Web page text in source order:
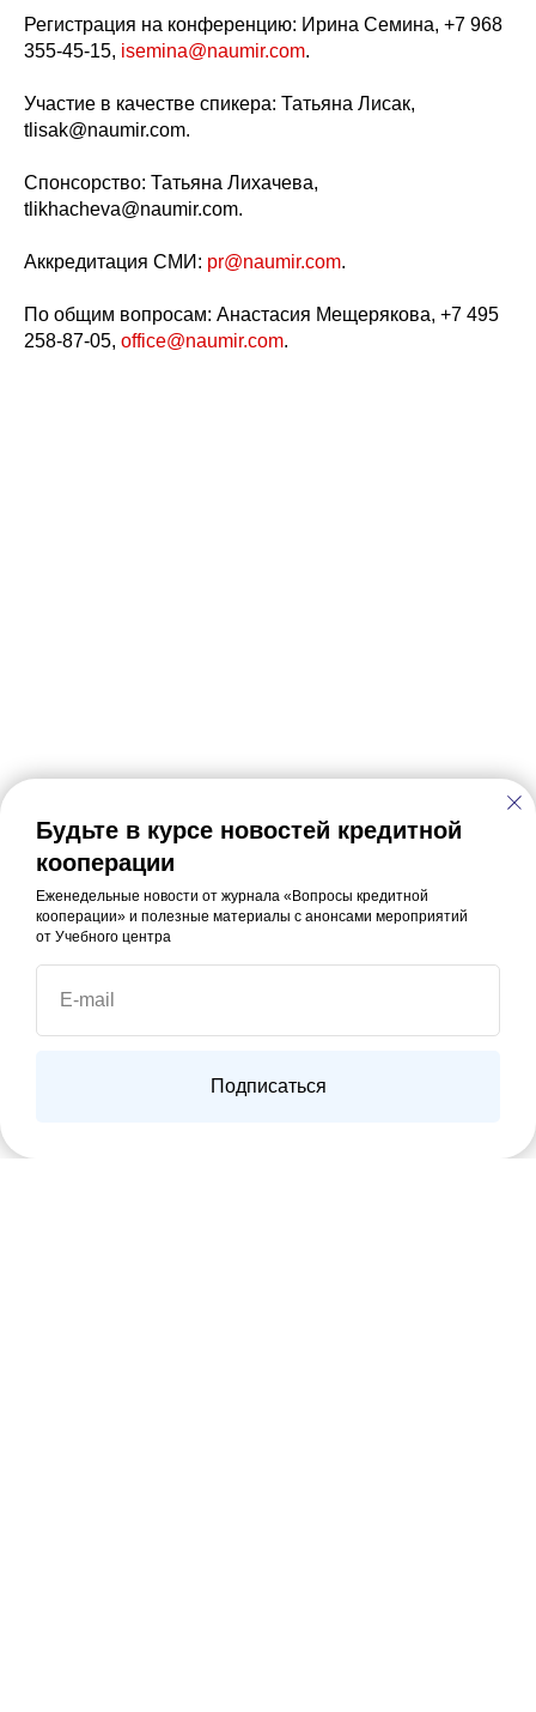
Регистрация на конференцию: Ирина Семина, +7 968
355-45-15, isemina@naumir.com.
Участие в качестве спикера: Татьяна Лисак,
tlisak@naumir.com.
Спонсорство: Татьяна Лихачева,
tlikhacheva@naumir.com.
Аккредитация СМИ: pr@naumir.com.
По общим вопросам: Анастасия Мещерякова, +7 495
258-87-05, office@naumir.com.
Будьте в курсе новостей кредитной
кооперации
Еженедельные новости от журнала «Вопросы кредитной
кооперации» и полезные материалы с анонсами мероприятий
от Учебного центра
E-mail
Подписаться